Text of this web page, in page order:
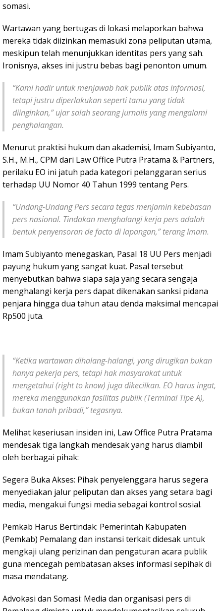
somasi.
Wartawan yang bertugas di lokasi melaporkan bahwa
mereka tidak diizinkan memasuki zona peliputan utama,
meskipun telah menunjukkan identitas pers yang sah.
Ironisnya, akses ini justru bebas bagi penonton umum.
“Kami hadir untuk menjawab hak publik atas informasi,
tetapi justru diperlakukan seperti tamu yang tidak
diinginkan,” ujar salah seorang jurnalis yang mengalami
penghalangan.
Menurut praktisi hukum dan akademisi, Imam Subiyanto,
S.H., M.H., CPM dari Law Office Putra Pratama & Partners,
perilaku EO ini jatuh pada kategori pelanggaran serius
terhadap UU Nomor 40 Tahun 1999 tentang Pers.
“Undang-Undang Pers secara tegas menjamin kebebasan
pers nasional. Tindakan menghalangi kerja pers adalah
bentuk penyensoran de facto di lapangan,” terang Imam.
Imam Subiyanto menegaskan, Pasal 18 UU Pers menjadi
payung hukum yang sangat kuat. Pasal tersebut
menyebutkan bahwa siapa saja yang secara sengaja
menghalangi kerja pers dapat dikenakan sanksi pidana
penjara hingga dua tahun atau denda maksimal mencapai
Rp500 juta.
“Ketika wartawan dihalang-halangi, yang dirugikan bukan
hanya pekerja pers, tetapi hak masyarakat untuk
mengetahui (right to know) juga dikecilkan. EO harus ingat,
mereka menggunakan fasilitas publik (Terminal Tipe A),
bukan tanah pribadi,” tegasnya.
Melihat keseriusan insiden ini, Law Office Putra Pratama
mendesak tiga langkah mendesak yang harus diambil
oleh berbagai pihak:
Segera Buka Akses: Pihak penyelenggara harus segera
menyediakan jalur peliputan dan akses yang setara bagi
media, mengakui fungsi media sebagai kontrol sosial.
Pemkab Harus Bertindak: Pemerintah Kabupaten
(Pemkab) Pemalang dan instansi terkait didesak untuk
mengkaji ulang perizinan dan pengaturan acara publik
guna mencegah pembatasan akses informasi sepihak di
masa mendatang.
Advokasi dan Somasi: Media dan organisasi pers di